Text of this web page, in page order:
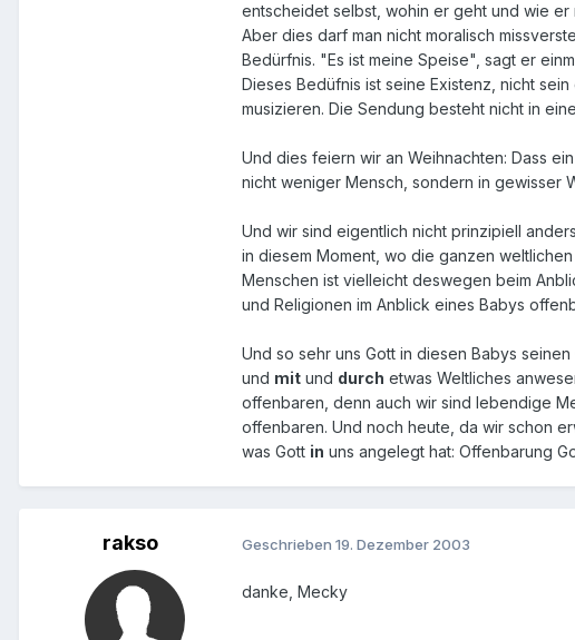
entscheidet selbst, wohin er geht und wie er
Aber dies darf man nicht moralisch
Bedürfnis. "Es ist meine Speise", sagt er
Dieses Bedüfnis ist seine Existenz, nicht
musizieren. Die Sendung besteht nicht in
Und dies feiern wir an Weihnachten: Dass
nicht weniger Mensch, sondern in gewisser
Und wir sind eigentlich nicht prinzipiell
in diesem Moment, wo die ganzen
Menschen ist vielleicht deswegen beim
und Religionen im Anblick eines Babys
Und so sehr uns Gott in diesen Babys
und mit und durch etwas Weltliches
offenbaren, denn auch wir sind lebendige
offenbaren. Und noch heute, da wir schon
was Gott in uns angelegt hat: Offenbarung
rakso Geschrieben 19. Dezember 2003
danke, Mecky